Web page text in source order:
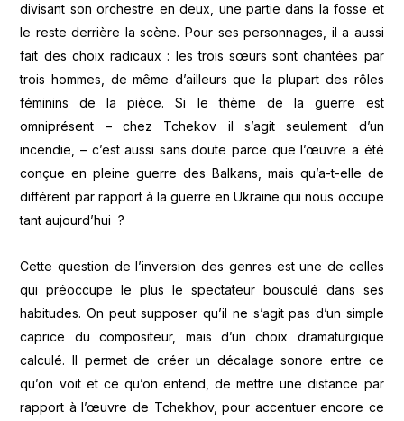
divisant son orchestre en deux, une partie dans la fosse et
le reste derrière la scène. Pour ses personnages, il a aussi
fait des choix radicaux : les trois sœurs sont chantées par
trois hommes, de même d’ailleurs que la plupart des rôles
féminins de la pièce. Si le thème de la guerre est
omniprésent – chez Tchekov il s’agit seulement d’un
incendie, – c’est aussi sans doute parce que l’œuvre a été
conçue en pleine guerre des Balkans, mais qu’a-t-elle de
différent par rapport à la guerre en Ukraine qui nous occupe
tant aujourd’hui ?
Cette question de l’inversion des genres est une de celles
qui préoccupe le plus le spectateur bousculé dans ses
habitudes. On peut supposer qu’il ne s’agit pas d’un simple
caprice du compositeur, mais d’un choix dramaturgique
calculé. Il permet de créer un décalage sonore entre ce
qu’on voit et ce qu’on entend, de mettre une distance par
rapport à l’œuvre de Tchekhov, pour accentuer encore ce